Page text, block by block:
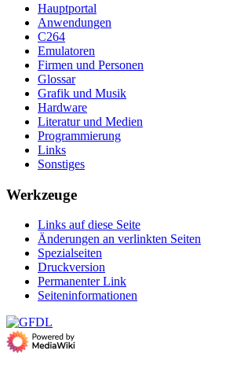
Hauptportal
Anwendungen
C264
Emulatoren
Firmen und Personen
Glossar
Grafik und Musik
Hardware
Literatur und Medien
Programmierung
Links
Sonstiges
Werkzeuge
Links auf diese Seite
Änderungen an verlinkten Seiten
Spezialseiten
Druckversion
Permanenter Link
Seiten­­informationen